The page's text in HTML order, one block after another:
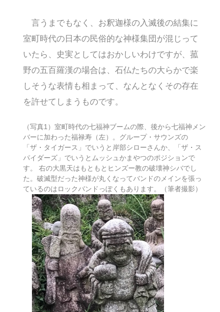
言うまでもなく、お釈迦様の入滅後の結集に
室町時代の日本の民俗的な神様集団が混じって
いたら、史実としてはおかしいわけですが、菰
野の五百羅漢の場合は、石仏たちの大らかで楽
しそうな表情も相まって、なんとなくその存在
を許せてしまうものです。
（写真1）室町時代の七福神ブームの際、後から七福神メン
バーに加わった福禄寿（左）。グループ・サウンズの
「ザ・タイガース」でいうと岸部シローさんか、「ザ・ス
パイダーズ」でいうとムッシュかまやつのポジションで
す。 右の大黒天はもともとヒンズー教の破壊神シバでし
た。破滅型だった神様が丸くなってバンドのメインを張っ
ているのはロックバンドっぽくもあります。（筆者撮影）